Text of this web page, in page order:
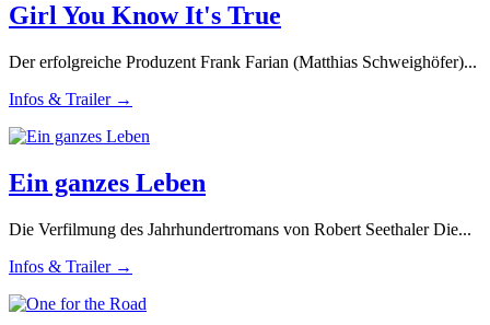
Girl You Know It's True
Der erfolgreiche Produzent Frank Farian (Matthias Schweighöfer)...
Infos & Trailer →
Ein ganzes Leben
Die Verfilmung des Jahrhundertromans von Robert Seethaler Die...
Infos & Trailer →